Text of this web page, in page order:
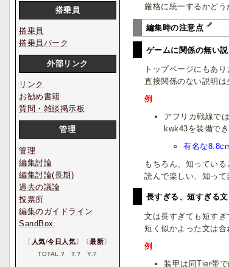
厳格に統一するかどう
編集時の注意点
ゲームに関係の無い
トップページにもあ
直接関係のない説明は
例
アフリカ戦線で
kwk43を装備でき
有名な
もちろん、知ってい
読んで楽しい、知って
長すぎる、短すぎる
文は長すぎても短すぎ
短く似かよった文は合
例
装甲は同Tier帯
搭乗員
搭乗員
搭乗員パーク
外部リンク
リンク
お勧め書籍
質問・雑談掲示板
管理
管理
編集討論
編集討論(長期)
過去の議論
投票所
編集のガイドライン
SandBox
〔 人気/今日人気〕〔最新〕
TOTAL.? T.? Y.?